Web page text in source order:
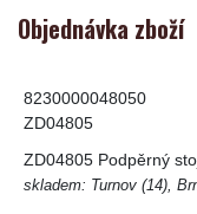
Objednávka zboží
8230000048050
ZD04805
ZD04805 Podpěrný
skladem: Turnov (14),